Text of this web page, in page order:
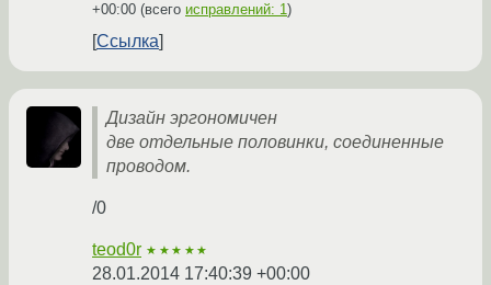
+00:00 (всего исправлений: 1)
Ссылка
Дизайн эргономичен
две отдельные половинки, соединенные
проводом.
/0
teod0r ★★★★★
28.01.2014 17:40:39 +00:00